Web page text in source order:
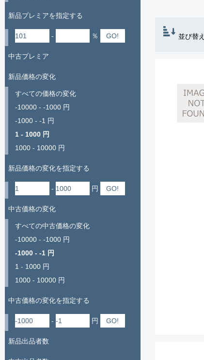
並び替え
新品プレミアを指定する
- ％
中古プレミア
新品価格の変化
すべての価格の変化
-10000 - -1000 円
-1000 - -1 円
1 - 1000 円
1000 - 10000 円
新品価格の変化を指定する
- 円
中古価格の変化
すべての中古価格の変化
-10000 - -1000 円
-1000 - -1 円
1 - 1000 円
1000 - 10000 円
中古価格の変化を指定する
- 円
新品出品者数